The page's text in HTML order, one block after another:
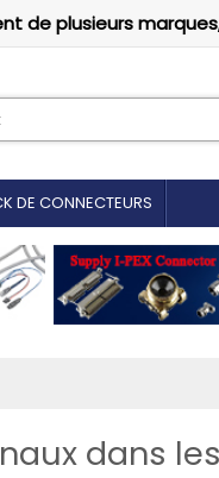
plusieurs
DE CONNECTEURS
dans les